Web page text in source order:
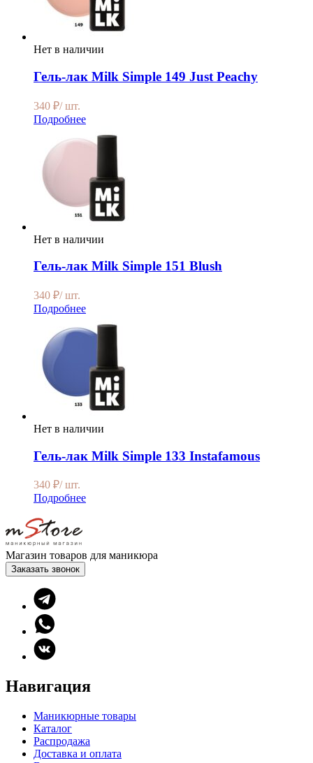
Нет в наличии
Гель-лак Milk Simple 149 Just Peachy
340 ₽/ шт.
Подробнее
Нет в наличии
Гель-лак Milk Simple 151 Blush
340 ₽/ шт.
Подробнее
Нет в наличии
Гель-лак Milk Simple 133 Instafamous
340 ₽/ шт.
Подробнее
Магазин товаров для маникюра
Заказать звонок
Навигация
Маникюрные товары
Каталог
Распродажа
Доставка и оплата